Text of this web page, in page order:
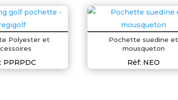
Polyester et
PPRPDC
Pochette suedine et
mousqueton
Réf: NEO